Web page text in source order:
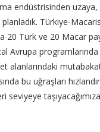
endüstrisinden
Türkiye-
Türk ve 20 Macar
Avrupa
alanlarındaki
bu uğraşları